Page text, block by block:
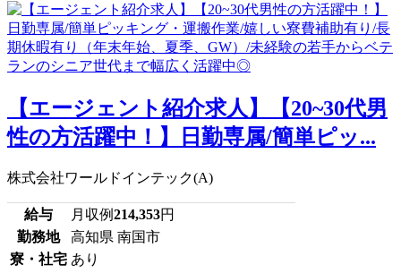
【エージェント紹介求人】【20~30代男
性の方活躍中！】日勤専属/簡単ピッ...
株式会社ワールドインテック(A)
給与 月収例214,353円
勤務地
高知県 南国市
寮・社宅 あり